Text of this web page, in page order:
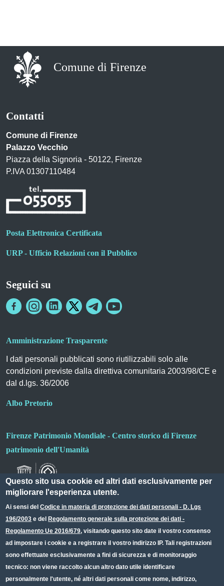
Comune di Firenze
Contatti
Comune di Firenze
Palazzo Vecchio
Piazza della Signoria - 50122, Firenze
P.IVA 01307110484
Posta Elettronica Certificata
URP - Ufficio Relazioni con il Pubblico
Seguici su
Amministrazione Trasparente
I dati personali pubblicati sono riutilizzabili solo alle
condizioni previste dalla direttiva comunitaria 2003/98/CE e
dal d.lgs. 36/2006
Albo Pretorio
Firenze Patrimonio Mondiale - Centro storico di Firenze
patrimonio dell'Umanità
Small prints
Useful links section
Redazione web
Privacy
Note legali
Questo sito usa cookie ed altri dati esclusivamente per
migliorare l'esperienza utente.
Ai sensi delCodice in materia di protezione dei dati personali - D. Lgs
196/2003 e del Regolamento generale sulla protezione dei dati -
Regolamento Ue 2016/679, visitando questo sito date il vostro consenso
ad impostare i cookie e a registrare il vostro indirizzo IP. Tali registrazioni
sono effettuate esclusivamente a fini di sicurezza e di monitoraggio
tecnico: non viene raccolto alcun altro dato utile identificare
personalmente l'utente, né altri dati personali come nome, indirizzo,